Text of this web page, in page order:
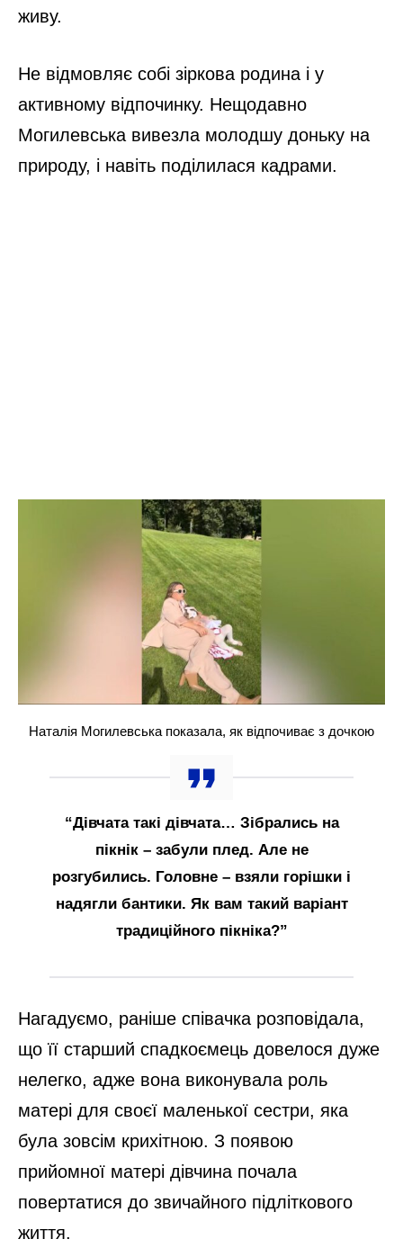
живу.
Не відмовляє собі зіркова родина і у
активному відпочинку. Нещодавно
Могилевська вивезла молодшу доньку на
природу, і навіть поділилася кадрами.
Наталія Могилевська показала, як відпочиває з дочкою
“Дівчата такі дівчата… Зібрались на
пікнік – забули плед. Але не
розгубились. Головне – взяли горішки і
надягли бантики. Як вам такий варіант
традиційного пікніка?”
Нагадуємо, раніше співачка розповідала,
що її старший спадкоємець довелося дуже
нелегко, адже вона виконувала роль
матері для своєї маленької сестри, яка
була зовсім крихітною. З появою
прийомної матері дівчина почала
повертатися до звичайного підліткового
життя.